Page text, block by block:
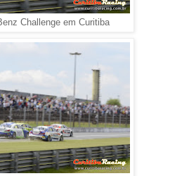
Challenge em Curitiba